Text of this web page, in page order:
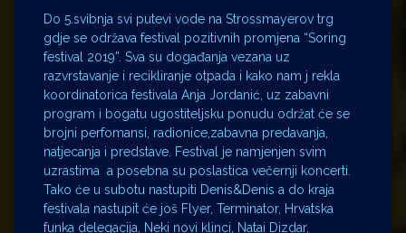
Do 5.svibnja svi putevi vode na Strossmayerov trg
gdje se održava festival pozitivnih promjena “Soring
festival 2019”. Sva su događanja vezana uz
razvrstavanje i recikliranje otpada i kako nam j rekla
koordinatorica festivala Anja Jordanić, uz zabavni
program i bogatu ugostiteljsku ponudu održat će se
brojni perfomansi, radionice,zabavna predavanja,
natjecanja i predstave. Festival je namjenjen svim
uzrastima a posebna su poslastica večernji koncerti.
Tako će u subotu nastupiti Denis&Denis a do kraja
festivala nastupit će još Flyer, Terminator, Hrvatska
funka delegacija, Neki novi klinci, Natai Dizdar,